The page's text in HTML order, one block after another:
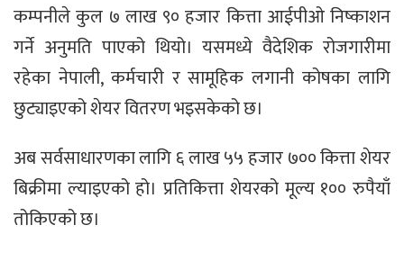
कम्पनीले कुल ७ लाख ९० हजार कित्ता आईपीओ निष्काशन
गर्ने अनुमति पाएको थियो। यसमध्ये वैदेशिक रोजगारीमा
रहेका नेपाली, कर्मचारी र सामूहिक लगानी कोषका लागि
छुट्याइएको शेयर वितरण भइसकेको छ।
अब सर्वसाधारणका लागि ६ लाख ५५ हजार ७०० कित्ता शेयर
बिक्रीमा ल्याइएको हो। प्रतिकित्ता शेयरको मूल्य १०० रुपैयाँ
तोकिएको छ।